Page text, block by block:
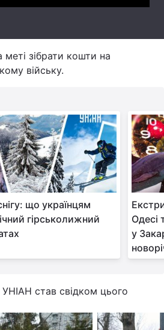
зібрати кошти на
війську.
що українцям
гірськолижний
Одесі
у
став свідком цього